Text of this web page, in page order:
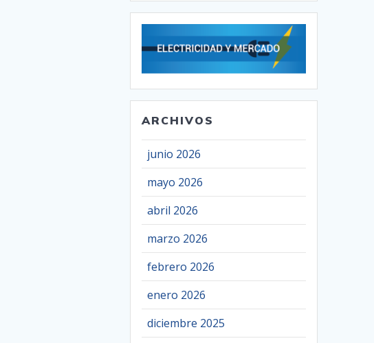
ARCHIVOS
junio 2026
mayo 2026
abril 2026
marzo 2026
febrero 2026
enero 2026
diciembre 2025